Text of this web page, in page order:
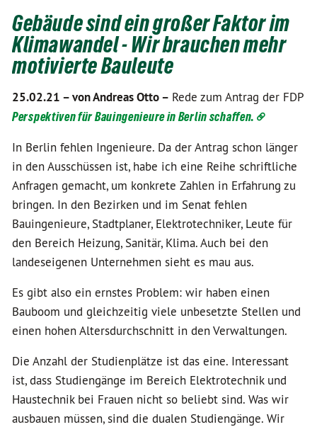
Gebäude sind ein großer Faktor im
Klimawandel - Wir brauchen mehr
motivierte Bauleute
25.02.21 –von Andreas Otto – Rede zum Antrag der FDP
Perspektiven für Bauingenieure in Berlin schaffen.
In Berlin fehlen Ingenieure. Da der Antrag schon länger
in den Ausschüssen ist, habe ich eine Reihe schriftliche
Anfragen gemacht, um konkrete Zahlen in Erfahrung zu
bringen. In den Bezirken und im Senat fehlen
Bauingenieure, Stadtplaner, Elektrotechniker, Leute für
den Bereich Heizung, Sanitär, Klima. Auch bei den
landeseigenen Unternehmen sieht es mau aus.
Es gibt also ein ernstes Problem: wir haben einen
Bauboom und gleichzeitig viele unbesetzte Stellen und
einen hohen Altersdurchschnitt in den Verwaltungen.
Die Anzahl der Studienplätze ist das eine. Interessant
ist, dass Studiengänge im Bereich Elektrotechnik und
Haustechnik bei Frauen nicht so beliebt sind. Was wir
ausbauen müssen, sind die dualen Studiengänge. Wir